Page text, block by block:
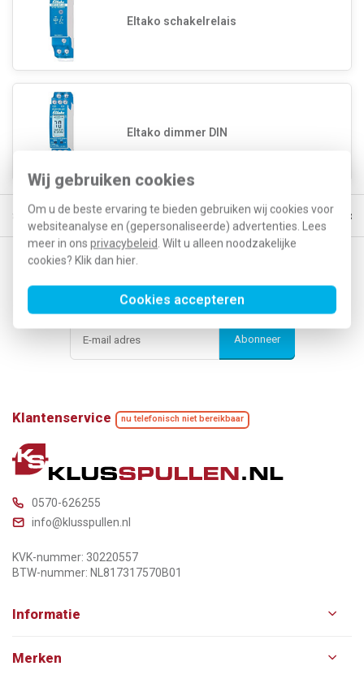
Wij gebruiken cookies
Om u de beste ervaring te bieden gebruiken wij cookies voor
websiteanalyse en (gepersonaliseerde) advertenties. Lees
meer in ons privacybeleid. Wilt u alleen noodzakelijke
cookies? Klik dan hier.
Cookies accepteren
Eltako schakelrelais
Eltako dimmer DIN
verzending vanaf € 150 5% extra korting vanaf € 1000 Voor
ontwikkelingen?
Abonneer
Klantenservice nu telefonisch niet bereikbaar
0570-626255
info@klusspullen.nl
KVK-nummer: 30220557
BTW-nummer: NL817317570B01
Informatie
Merken